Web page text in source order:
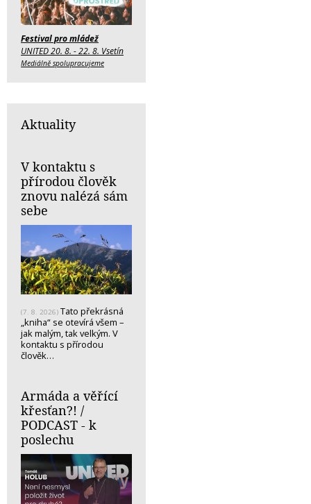
Festival pro mládež
UNITED 20. 8. - 22. 8. Vsetín
Mediálně spolupracujeme
Aktuality
V kontaktu s
přírodou člověk
znovu nalézá sám
sebe
(7. 8. 2026) Tato překrásná
„kniha“ se otevírá všem –
jak malým, tak velkým. V
kontaktu s přírodou
člověk…
Armáda a věřící
křesťan?! /
PODCAST - k
poslechu